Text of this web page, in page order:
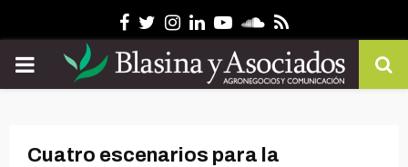
Facebook
Twitter
Instagram
Linkedin
YoutubeSoundcloud
Rss
PRIMARY
Cuatro escenarios para la